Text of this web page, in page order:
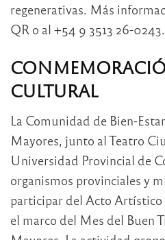
regenerativas. Más
QR o al +54 9 3513 26-0243.
CULTURAL
La Comunidad de Bien-
Mayores, junto al Teatro
Universidad Provincial de
organismos provinciales y
participar del Acto
el marco del Mes del Buen